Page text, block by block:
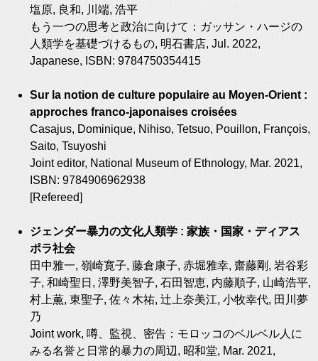
塩原, 良和, 川端, 浩平
もう一つの思考と政治に向けて：ガッサン・ハージの
人類学を基礎づけるもの, 明石書店, Jul. 2022,
Japanese, ISBN: 9784750354415
Sur la notion de culture populaire au Moyen-Orient :
approches franco-japonaises croisées
Casajus, Dominique, Nihiso, Tetsuo, Pouillon, François,
Saito, Tsuyoshi
Joint editor, National Museum of Ethnology, Mar. 2021,
ISBN: 9784906962938
[Refereed]
ジェンダー暴力の文化人類学 : 家族・国家・ディアス
ポラ社会
田中雅一, 嶺崎寛子, 藤倉康子, 赤堀雅幸, 齋藤剛, 岩谷彩
子, 和崎聖日, 澤野美智子, 石田智恵, 内藤順子, 山崎浩平,
村上薫, 東聖子, 佐々木祐, 辻上奈美江, 小牧幸代, 田川夢
乃
Joint work, 噂、監視、密告：モロッコのベルベル人に
みる名誉と日常的暴力の周辺, 昭和堂, Mar. 2021,